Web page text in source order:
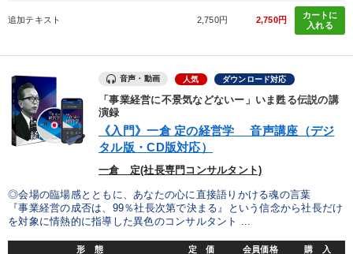
追加テキスト 2,750円 2,750円
カートに
入れる
音声・動画 人気 ダウンロード対応
「事業経営に不景気などないー」いま甦る伝説の講
演録
《入門》一倉 定の経営学 音声講座（デジ
タル版・CD版対応）
一倉 定(社長専門コンサルタント)
◎会場の臨場感とともに、あなたの心に直接語りかける魂の言葉
『事業経営の成否は、99％社長次第で決まる』という信念から社長だけ
を対象に情熱的に指導した異色のコンサルタント ...
形 態 定 価 会員価格 購 入